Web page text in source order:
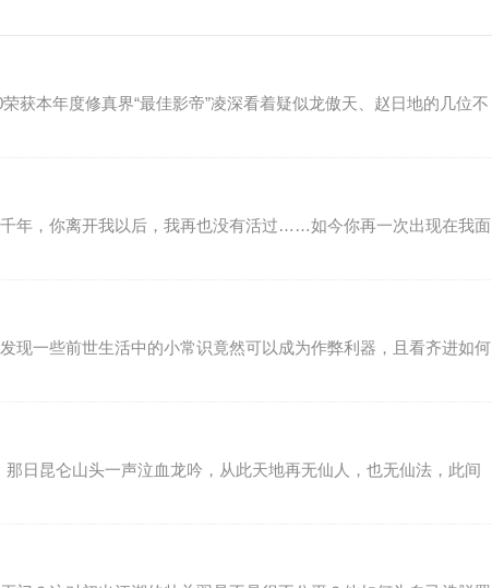
获本年度修真界“最佳影帝”凌深看着疑似龙傲天、赵日地的几位不
年，你离开我以后，我再也没有活过……如今你再一次出现在我面
现一些前世生活中的小常识竟然可以成为作弊利器，且看齐进如何
日昆仑山头一声泣血龙吟，从此天地再无仙人，也无仙法，此间